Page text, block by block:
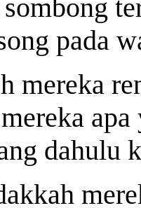
pada
mereka
dahulu